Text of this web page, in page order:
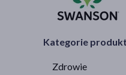
Kategorie
Zdrowie